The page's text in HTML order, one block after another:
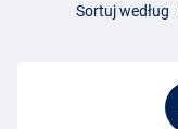
Sortuj według